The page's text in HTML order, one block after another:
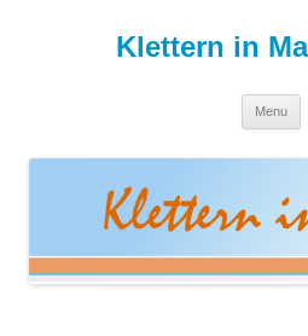
Klettern in
Menu